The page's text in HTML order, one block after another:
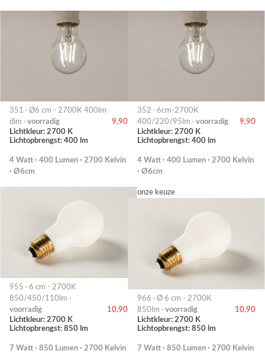
351 · Ø6 cm - 2700K 400lm
dim · voorradig
9,90
Lichtkleur: 2700 K
Lichtopbrengst: 400 lm
4 Watt · 400 Lumen · 2700 Kelvin
· Ø6cm
352 · 6cm-2700K
400/220/95lm · voorradig
9,90
Lichtkleur: 2700 K
Lichtopbrengst: 400 lm
4 Watt · 400 Lumen · 2700 Kelvin
· Ø6cm
955 · 6 cm - 2700K
850/450/110lm ·
voorradig
10,90
Lichtkleur: 2700 K
Lichtopbrengst: 850 lm
7 Watt · 850 Lumen · 2700 Kelvin
onze keuze
966 · Ø 6 cm - 2700K
850lm · voorradig
10,90
Lichtkleur: 2700 K
Lichtopbrengst: 850 lm
7 Watt · 850 Lumen · 2700 Kelvin